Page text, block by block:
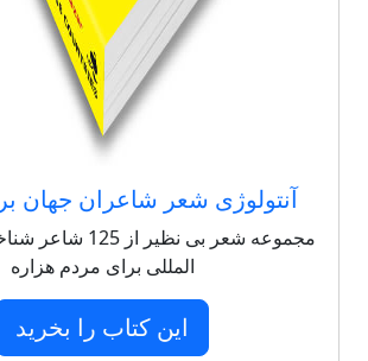
آنتولوژی شعر شاعران جهان
مجموعه شعر بی نظیر
المللی برای مردم هزاره
این کتاب را بخرید